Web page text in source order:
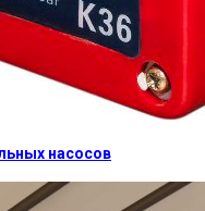
насосов